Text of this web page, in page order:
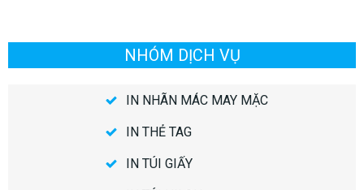
NHÓM DỊCH VỤ
IN NHÃN MÁC MAY MẶC
IN THẺ TAG
IN TÚI GIẤY